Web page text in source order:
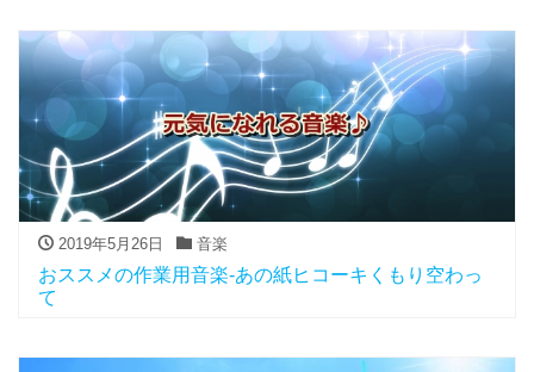
2019年5月26日 音楽
おススメの作業用音楽-あの紙ヒコーキくもり空わっ
て